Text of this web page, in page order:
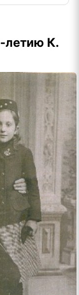
летию К.